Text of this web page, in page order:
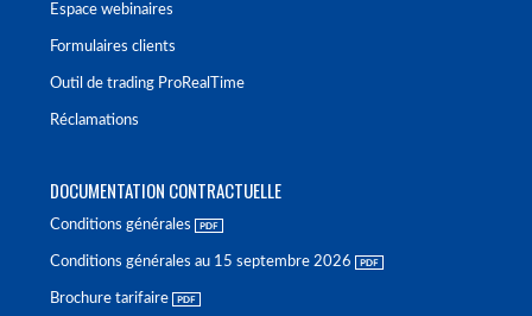
Espace webinaires
Formulaires clients
Outil de trading ProRealTime
Réclamations
DOCUMENTATION CONTRACTUELLE
Conditions générales
Conditions générales au 15 septembre 2026
Brochure tarifaire